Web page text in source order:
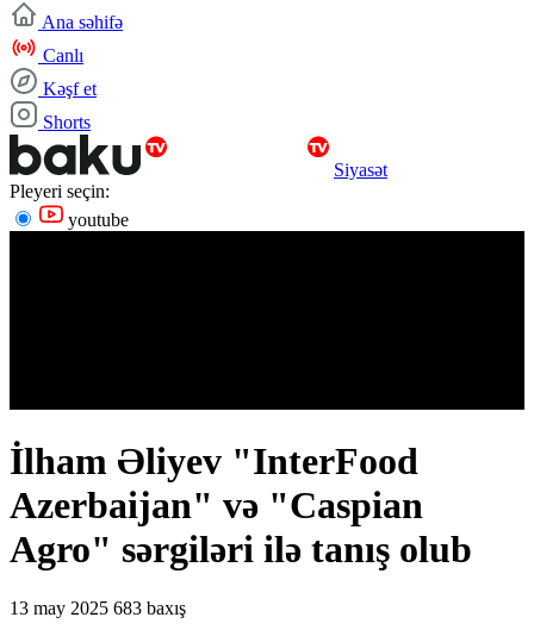
Ana səhifə
Canlı
Kəşf et
Shorts
Siyasət
Pleyeri seçin:
youtube
İlham Əliyev "InterFood
Azerbaijan" və "Caspian
Agro" sərgiləri ilə tanış olub
13 may 2025 683 baxış